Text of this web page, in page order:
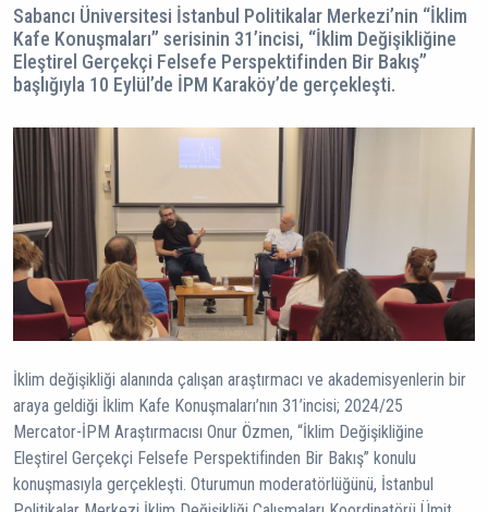
Sabancı Üniversitesi İstanbul Politikalar Merkezi’nin “İklim
Kafe Konuşmaları” serisinin 31’incisi, “İklim Değişikliğine
Eleştirel Gerçekçi Felsefe Perspektifinden Bir Bakış”
başlığıyla 10 Eylül’de İPM Karaköy’de gerçekleşti.
İklim değişikliği alanında çalışan araştırmacı ve akademisyenlerin bir
araya geldiği İklim Kafe Konuşmaları’nın 31’incisi; 2024/25
Mercator-İPM Araştırmacısı Onur Özmen, “İklim Değişikliğine
Eleştirel Gerçekçi Felsefe Perspektifinden Bir Bakış” konulu
konuşmasıyla gerçekleşti. Oturumun moderatörlüğünü, İstanbul